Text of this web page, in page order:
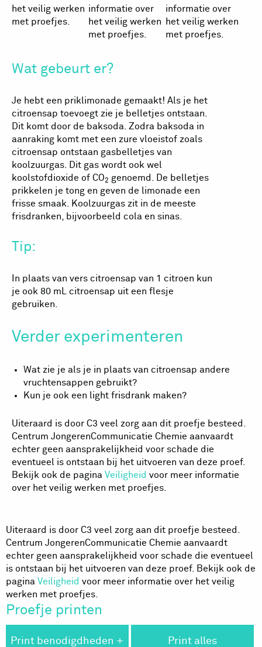
het veilig werken
met proefjes.
informatie over
het veilig werken
met proefjes.
informatie over
het veilig werken
met proefjes.
Wat gebeurt er?
Je hebt een priklimonade gemaakt! Als je het
citroensap toevoegt zie je belletjes ontstaan.
Dit komt door de baksoda. Zodra baksoda in
aanraking komt met een zure vloeistof zoals
citroensap ontstaan gasbelletjes van
koolzuurgas. Dit gas wordt ook wel
koolstofdioxide of CO2 genoemd. De belletjes
prikkelen je tong en geven de limonade een
frisse smaak. Koolzuurgas zit in de meeste
frisdranken, bijvoorbeeld cola en sinas.
Tip:
In plaats van vers citroensap van 1 citroen kun
je ook 80 mL citroensap uit een flesje
gebruiken.
Verder experimenteren
Wat zie je als je in plaats van citroensap andere
vruchtensappen gebruikt?
Kun je ook een light frisdrank maken?
Uiteraard is door C3 veel zorg aan dit proefje besteed.
Centrum JongerenCommunicatie Chemie aanvaardt
echter geen aansprakelijkheid voor schade die
eventueel is ontstaan bij het uitvoeren van deze proef.
Bekijk ook de pagina Veiligheid voor meer informatie
over het veilig werken met proefjes.
Uiteraard is door C3 veel zorg aan dit proefje besteed.
Centrum JongerenCommunicatie Chemie aanvaardt
echter geen aansprakelijkheid voor schade die eventueel
is ontstaan bij het uitvoeren van deze proef. Bekijk ook de
pagina Veiligheid voor meer informatie over het veilig
werken met proefjes.
Proefje printen
Print benodigdheden +
Print alles